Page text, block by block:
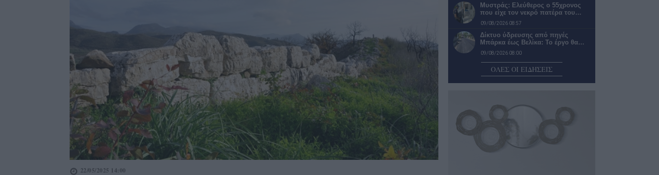
22/05/2025 14:00
Μυστράς: Ελεύθερος ο 55χρονος
που είχε τον νεκρό πατέρα του…
09/08/2026 08:57
Δίκτυο ύδρευσης από πηγές
Μπάρκα έως Βελίκα: Το έργο θα…
09/08/2026 08:00
Πολύ υψηλός κίνδυνος πυρκαγιάς
σήμερα – Οι περιοχές έχουν τεθεί…
09/08/2026 07:57
έχει…
09/08/2026 07:38
ΟΛΕΣ ΟΙ ΕΙΔΗΣΕΙΣ